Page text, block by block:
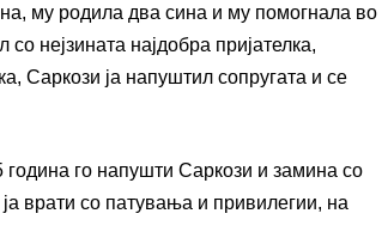
му родила два сина и му помогнала во
нејзината најдобра пријателка,
Саркози ја напуштил сопругата и се
година го напушти Саркози и замина со
врати со патувања и привилегии, на